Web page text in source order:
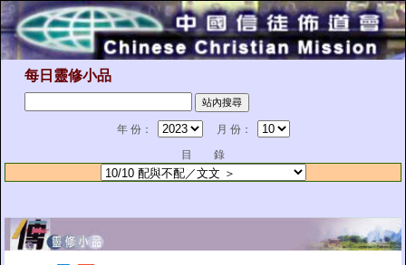
每日靈修小品
年 份：
月 份：
目 錄